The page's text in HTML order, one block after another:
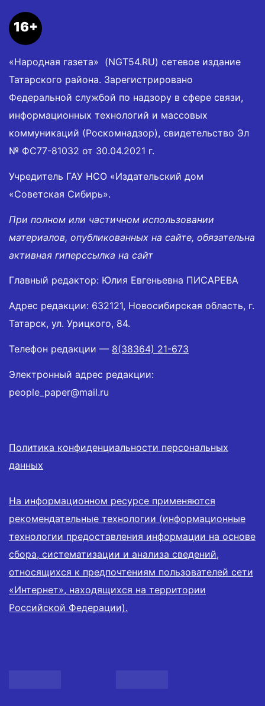
16+
«Народная газета» (NGT54.RU) сетевое издание
Татарского района. Зарегистрировано
Федеральной службой по надзору в сфере связи,
информационных технологий и массовых
коммуникаций (Роскомнадзор), свидетельство Эл
№ ФС77-81032 от 30.04.2021 г.
Учредитель ГАУ НСО «Издательский дом
«Советская Сибирь».
При полном или частичном использовании
материалов, опубликованных на сайте, обязательна
активная гиперссылка на сайт
Главный редактор: Юлия Евгеньевна ПИСАРЕВА
Адрес редакции: 632121, Новосибирская область, г.
Татарск, ул. Урицкого, 84.
Телефон редакции — 8(38364) 21-673
Электронный адрес редакции:
people_paper@mail.ru
Политика конфиденциальности персональных
данных
На информационном ресурсе применяются
рекомендательные технологии (информационные
технологии предоставления информации на основе
сбора, систематизации и анализа сведений,
относящихся к предпочтениям пользователей сети
«Интернет», находящихся на территории
Российской Федерации).